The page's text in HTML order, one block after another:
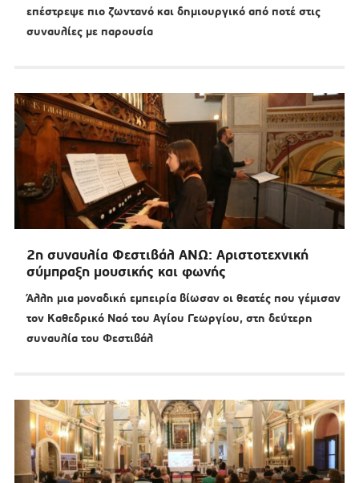
επέστρεψε πιο ζωντανό και δημιουργικό από ποτέ στις
συναυλίες με παρουσία
2η συναυλία Φεστιβάλ ΑΝΩ: Αριστοτεχνική
σύμπραξη μουσικής και φωνής
Άλλη μια μοναδική εμπειρία βίωσαν οι θεατές που γέμισαν
τον Καθεδρικό Ναό του Αγίου Γεωργίου, στη δεύτερη
συναυλία του Φεστιβάλ